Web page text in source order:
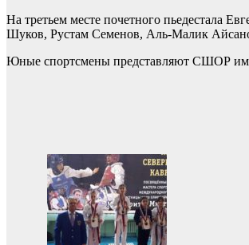
На третьем месте почетного пьедестала
Шуков, Рустам Семенов, Аль-Малик
Юные спортсмены представляют СШОР